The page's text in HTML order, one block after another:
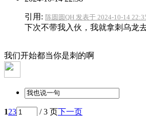
引用: 陈圆圆QH 发表于 2024-10-14
下次不带我入伙，我就拿刺乌龙
我们开始都当你是刺的啊
123 / 3 页下一页